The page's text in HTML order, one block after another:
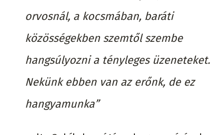
orvosnál, a kocsmában, baráti
közösségekben szemtől szembe
hangsúlyozni a tényleges üzeneteket.
Nekünk ebben van az erőnk, de ez
hangyamunka”